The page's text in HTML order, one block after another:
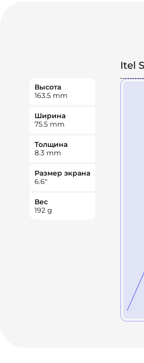
Itel
Высота
163.5 mm
Ширина
75.5 mm
Толщина
8.3 mm
Размер экрана
6.6"
Вес
192 g